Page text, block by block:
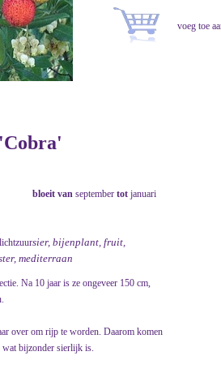
bloeit van september tot januari
sier, bijenplant, fruit,
mediterraan
Na 10 jaar is ze ongeveer 150 cm,
over om rijp te worden. Daarom komen
bijzonder sierlijk is.